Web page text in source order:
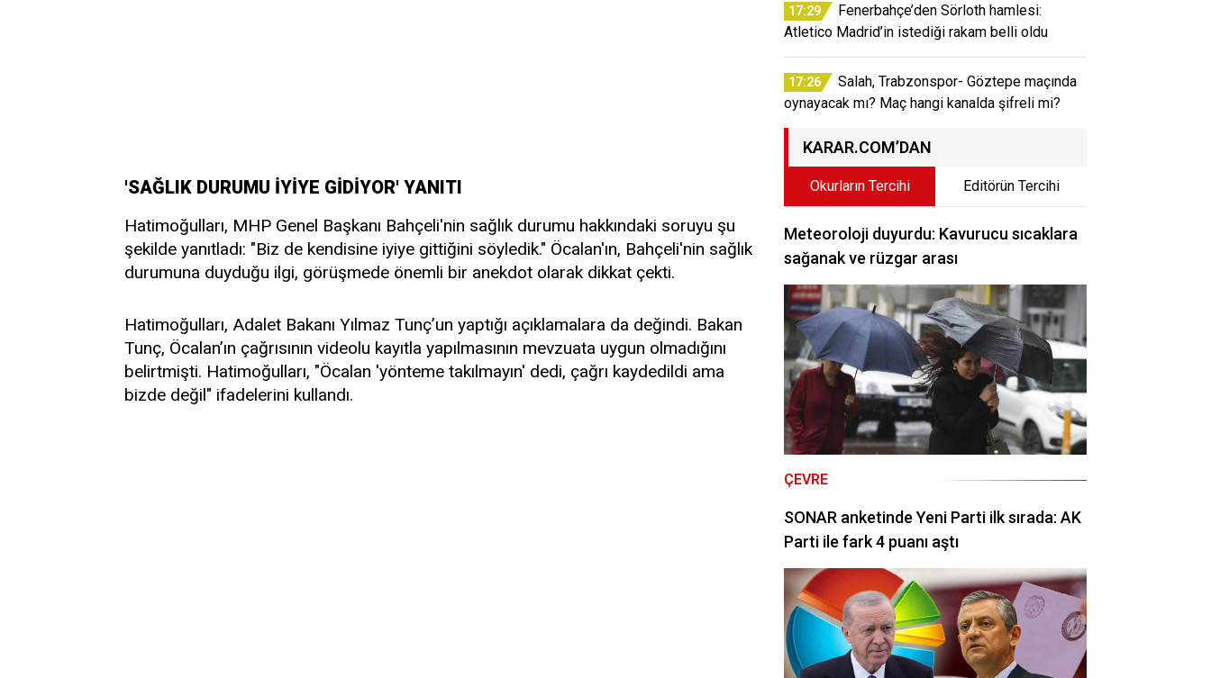
'SAĞLIK DURUMU İYİYE GİDİYOR' YANITI
Hatimoğulları, MHP Genel Başkanı Bahçeli'nin sağlık durumu hakkındaki soruyu şu
şekilde yanıtladı: "Biz de kendisine iyiye gittiğini söyledik." Öcalan'ın, Bahçeli'nin sağlık
durumuna duyduğu ilgi, görüşmede önemli bir anekdot olarak dikkat çekti.
Hatimoğulları, Adalet Bakanı Yılmaz Tunç’un yaptığı açıklamalara da değindi. Bakan
Tunç, Öcalan’ın çağrısının videolu kayıtla yapılmasının mevzuata uygun olmadığını
belirtmişti. Hatimoğulları, "Öcalan 'yönteme takılmayın' dedi, çağrı kaydedildi ama
bizde değil" ifadelerini kullandı.
17:29
Fenerbahçe’den Sörloth hamlesi:
Atletico Madrid’in istediği rakam belli oldu
17:26
Salah, Trabzonspor- Göztepe maçında
oynayacak mı? Maç hangi kanalda şifreli mi?
KARAR.COM’DAN
Okurların Tercihi Editörün Tercihi
Meteoroloji duyurdu: Kavurucu sıcaklara
sağanak ve rüzgar arası
ÇEVRE
SONAR anketinde Yeni Parti ilk sırada: AK
Parti ile fark 4 puanı aştı